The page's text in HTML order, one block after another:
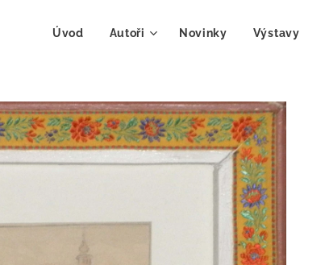
Úvod Autoři Novinky Výstavy